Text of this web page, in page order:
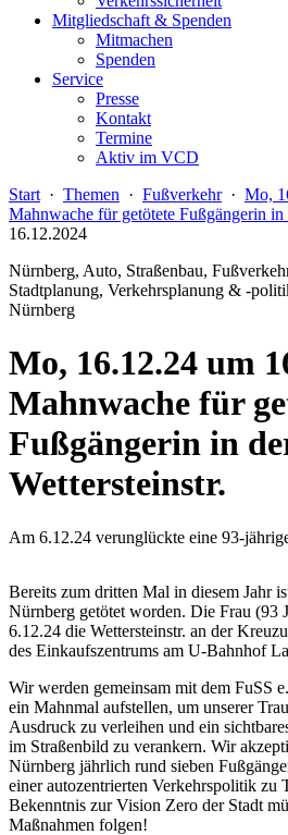
Mitgliedschaft & Spenden
Mitmachen
Spenden
Service
Presse
Kontakt
Termine
Aktiv im VCD
Start · Themen · Fußverkehr· Mo,
Mahnwache für getötete Fußgängerin in
16.12.2024
Nürnberg, Auto, Straßenbau,
Stadtplanung, Verkehrsplanung & -
Nürnberg
Mo, 16.12.24 um
Mahnwache für
Fußgängerin in
Wettersteinstr.
Am 6.12.24 verunglückte eine 93-
Bereits zum dritten Mal in diesem Jahr
Nürnberg getötet worden. Die Frau (93
6.12.24 die Wettersteinstr. an der
des Einkaufszentrums am U-Bahnhof
Wir werden gemeinsam mit dem FuSS
ein Mahnmal aufstellen, um unserer
Ausdruck zu verleihen und ein
im Straßenbild zu verankern. Wir
Nürnberg jährlich rund sieben
einer autozentrierten Verkehrspolitik zu
Bekenntnis zur Vision Zero der Stadt
Maßnahmen folgen!